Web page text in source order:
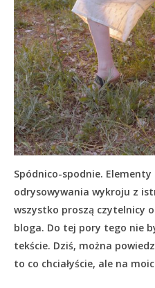
Spódnico-spodnie.
odrysowywania wykroju z
wszystko proszą czytelnicy
bloga. Do tej pory tego nie
tekście. Dziś, można
to co chciałyście, ale na